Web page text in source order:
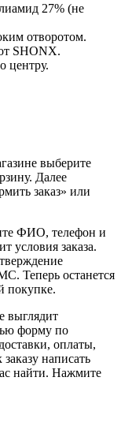
27% (не
отворотом.
SHONX.
центру.
выберите
Далее
заказ» или
ФИО, телефон и
условия заказа.
Теперь останется
покупке.
выглядит
форму по
оплаты,
написать
найти. Нажмите